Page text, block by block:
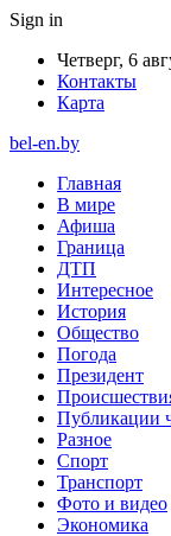
Sign in
Четверг, 6
Контакты
Карта
bel-en.by
Главная
В мире
Афиша
Граница
ДТП
Интересное
История
Общество
Погода
Президент
Публикации
Разное
Спорт
Транспорт
Фото и видео
Экономика